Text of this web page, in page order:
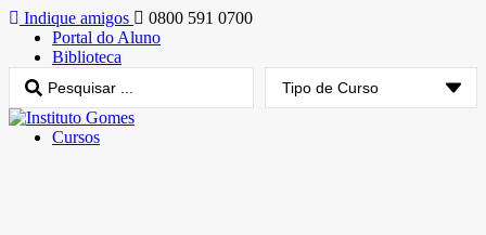
Indique amigos
0800 591 0700
Portal do Aluno
Biblioteca
Cursos